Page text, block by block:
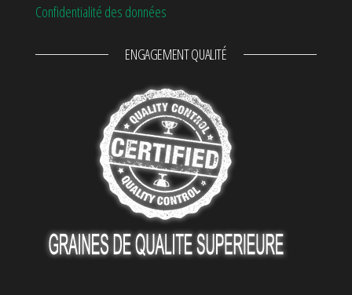
Confidentialité des données
ENGAGEMENT QUALITÉ